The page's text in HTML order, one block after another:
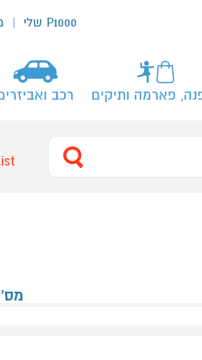
P1000 שלי
פארמה ותיקים רכב
מס'